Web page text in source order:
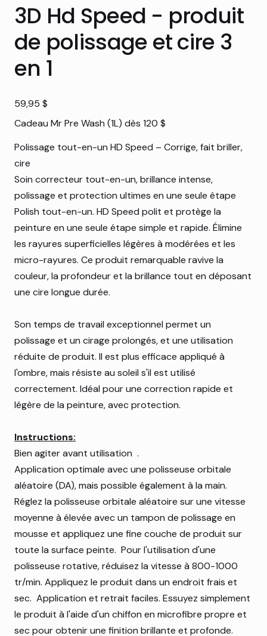
3D Hd Speed - produit
de polissage et cire 3
en 1
Prix
59,95 $
Cadeau Mr Pre Wash (1L) dès 120 $
Polissage tout-en-un HD Speed ​​– Corrige, fait briller,
cire
Soin correcteur tout-en-un, brillance intense,
polissage et protection ultimes en une seule étape
Polish tout-en-un. HD Speed ​​polit et protège la
peinture en une seule étape simple et rapide. Élimine
les rayures superficielles légères à modérées et les
micro-rayures. Ce produit remarquable ravive la
couleur, la profondeur et la brillance tout en déposant
une cire longue durée.
Son temps de travail exceptionnel permet un
polissage et un cirage prolongés, et une utilisation
réduite de produit. Il est plus efficace appliqué à
l'ombre, mais résiste au soleil s'il est utilisé
correctement. Idéal pour une correction rapide et
légère de la peinture, avec protection.
Instructions:
Bien agiter avant utilisation .
Application optimale avec une polisseuse orbitale
aléatoire (DA), mais possible également à la main.
Réglez la polisseuse orbitale aléatoire sur une vitesse
moyenne à élevée avec un tampon de polissage en
mousse et appliquez une fine couche de produit sur
toute la surface peinte. Pour l'utilisation d'une
polisseuse rotative, réduisez la vitesse à 800-1000
tr/min. Appliquez le produit dans un endroit frais et
sec. Application et retrait faciles. Essuyez simplement
le produit à l'aide d'un chiffon en microfibre propre et
sec pour obtenir une finition brillante et profonde.